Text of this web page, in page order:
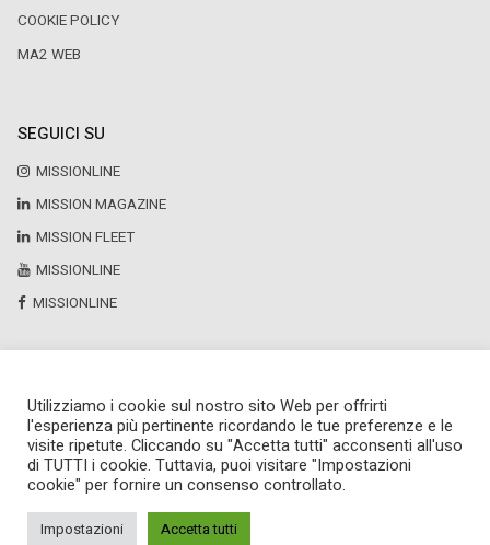
COOKIE POLICY
MA2 WEB
SEGUICI SU
MISSIONLINE
MISSION MAGAZINE
MISSION FLEET
MISSIONLINE
MISSIONLINE
Copyright © 2025 by Newsteca
P.Iva 13171520151
Newsteca S.r.l.
Via Larga, 6
Utilizziamo i cookie sul nostro sito Web per offrirti
l'esperienza più pertinente ricordando le tue preferenze e le
visite ripetute. Cliccando su "Accetta tutti" acconsenti all'uso
di TUTTI i cookie. Tuttavia, puoi visitare "Impostazioni
cookie" per fornire un consenso controllato.
Impostazioni Accetta tutti